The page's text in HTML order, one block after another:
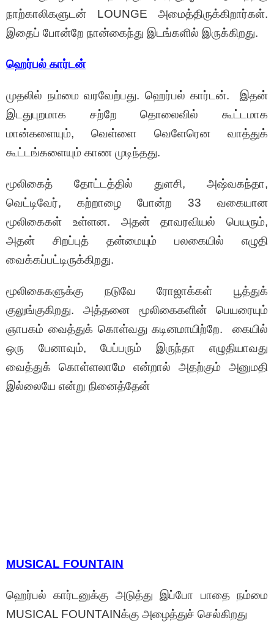
நாற்காலிகளுடன் LOUNGE அமைத்திருக்கிறார்கள்.
இதைப் போன்றே நான்கைந்து இடங்களில் இருக்கிறது.
ஹெர்பல் கார்டன்
முதலில் நம்மை வரவேற்பது. ஹெர்பல் கார்டன். இதன்
இடதுபுறமாக சற்றே தொலைவில் கூட்டமாக
மான்களையும், வெள்ளை வெளேரென வாத்துக்
கூட்டங்களையும் காண முடிந்தது.
மூலிகைத் தோட்டத்தில் துளசி, அஷ்வகந்தா,
வெட்டிவேர், கற்றாழை போன்ற 33 வகையான
மூலிகைகள் உள்ளன. அதன் தாவரவியல் பெயரும்,
அதன் சிறப்புத் தன்மையும் பலகையில் எழுதி
வைக்கப்பட்டிருக்கிறது.
மூலிகைகளுக்கு நடுவே ரோஜாக்கள் பூத்துக்
குலுங்குகிறது. அத்தனை மூலிகைகளின் பெயரையும்
ஞாபகம் வைத்துக் கொள்வது கடினமாயிற்றே. கையில்
ஒரு பேனாவும், பேப்பரும் இருந்தா எழுதியாவது
வைத்துக் கொள்ளலாமே என்றால் அதற்கும் அனுமதி
இல்லையே என்று நினைத்தேன்
MUSICAL FOUNTAIN
ஹெர்பல் கார்டனுக்கு அடுத்து இப்போ பாதை நம்மை
MUSICAL FOUNTAINக்கு அழைத்துச் செல்கிறது